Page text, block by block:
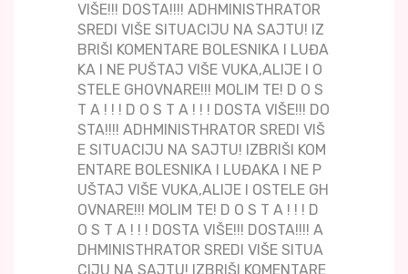
VIŠE!!! DOSTA!!!! ADHMINISTHRATOR
SREDI VIŠE SITUACIJU NA SAJTU! IZ
BRIŠI KOMENTARE BOLESNIKA I LUĐA
KA I NE PUŠTAJ VIŠE VUKA,ALIJE I O
STELE GHOVNARE!!! MOLIM TE! D O S
T A ! ! ! D O S T A ! ! ! DOSTA VIŠE!!! DO
STA!!!! ADHMINISTHRATOR SREDI VIŠ
E SITUACIJU NA SAJTU! IZBRIŠI KOM
ENTARE BOLESNIKA I LUĐAKA I NE P
UŠTAJ VIŠE VUKA,ALIJE I OSTELE GH
OVNARE!!! MOLIM TE! D O S T A ! ! ! D
O S T A ! ! ! DOSTA VIŠE!!! DOSTA!!!! A
DHMINISTHRATOR SREDI VIŠE SITUA
CIJU NA SAJTU! IZBRIŠI KOMENTARE